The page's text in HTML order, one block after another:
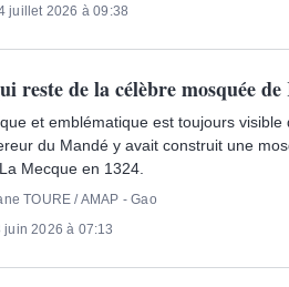
juillet 2026 à 09:38
reste de la célèbre mosquée
et emblématique est toujours visible
du Mandé y avait construit une
Mecque en 1324.
TOURE / AMAP - Gao
juin 2026 à 07:13